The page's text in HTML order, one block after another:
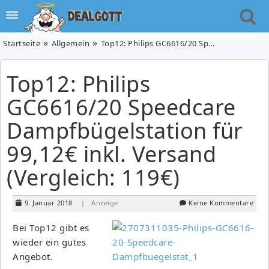
Startseite Allgemein Top12: Philips GC6616/20 Speedcare Dampfbügelstation für 99,12€ inkl. Versand (Vergleich: 119€)
Top12: Philips
GC6616/20 Speedcare
Dampfbügelstation für
99,12€ inkl. Versand
(Vergleich: 119€)
9. Januar 2018 | Anzeige Keine Kommentare
Bei Top12 gibt es
wieder ein gutes
Angebot.